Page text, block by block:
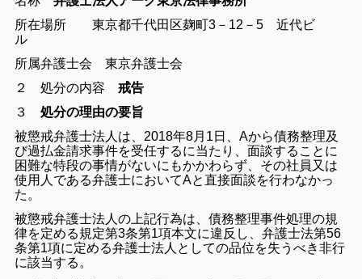
所在場所 東京都千代田区麹町3－12－5 近代ビ
ル
所属弁護士会 東京弁護士会
２ 処分の内容戒告
３処分の理由の要旨
被懲戒弁護士法人は、2018年8月1日、Aから債務整理及
び過払金請求事件を受任するに当たり、面談することに
困難な特段の事情がないにもかかわらず、その社員又は
使用人である弁護士においてAと直接面談を行わなかっ
た。
被懲戒弁護士法人の上記行為は、債務整理事件処理の規
律を定める規定第3条第1項本文に違反し、弁護士法第56
条第1項に定める弁護士法人としての品位を失うべき非行
に該当する。